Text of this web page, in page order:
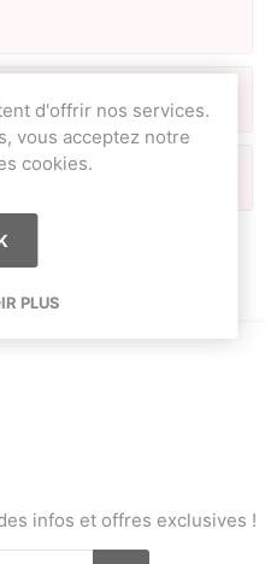
infos et offres exclusives !
d'offrir nos services.
vous acceptez notre
cookies.
PLUS